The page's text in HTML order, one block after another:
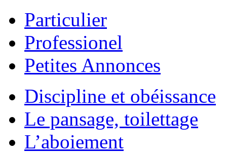
Particulier
Professionel
Petites Annonces
Discipline et obéissance
Le pansage, toilettage
L’aboiement